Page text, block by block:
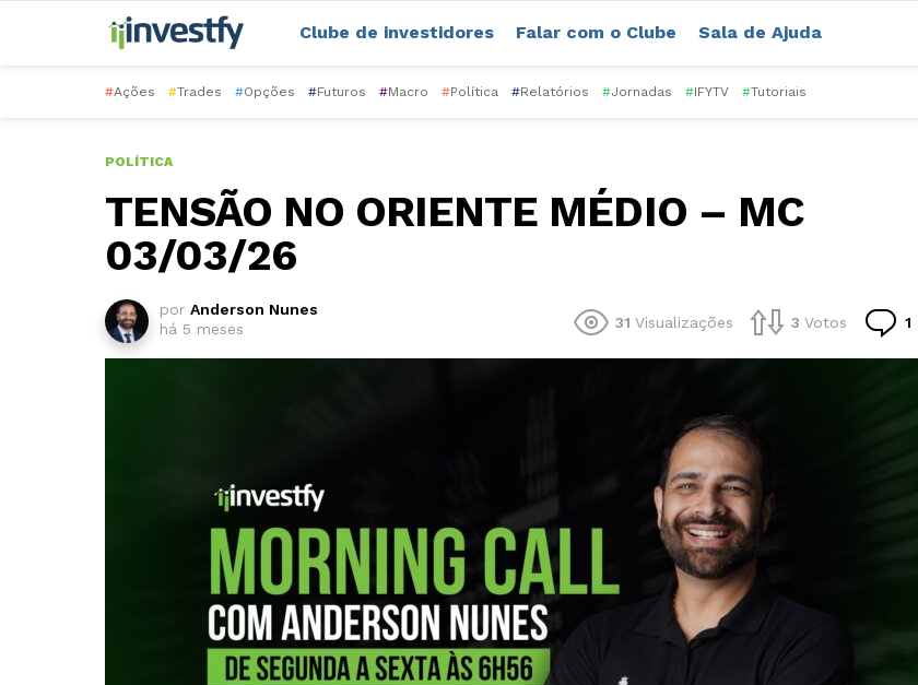
Clube de investidores Falar com o Clube Sala de Ajuda
#Ações #Trades #Opções #Futuros #Macro #Política #Relatórios #Jornadas #IFYTV #Tutoriais
POLÍTICA
TENSÃO NO ORIENTE MÉDIO – MC
03/03/26
por Anderson Nunes
há 5 meses
31 Visualizações 3 Votos 1